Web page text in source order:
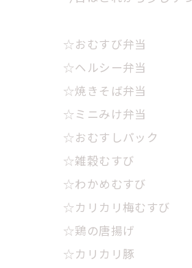
☆おむすび弁当
☆ヘルシー弁当
☆焼きそば弁当
☆ミニみけ弁当
☆おむすしパック
☆雑穀むすび
☆わかめむすび
☆カリカリ梅むすび
☆鶏の唐揚げ
☆カリカリ豚